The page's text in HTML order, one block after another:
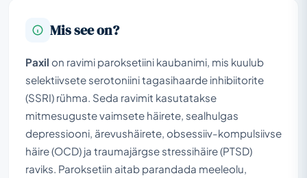
Mis see on?
Paxil on ravimi paroksetiini kaubanimi, mis kuulub
selektiivsete serotoniini tagasihaarde inhibiitorite
(SSRI) rühma. Seda ravimit kasutatakse
mitmesuguste vaimsete häirete, sealhulgas
depressiooni, ärevushäirete, obsessiiv-kompulsiivse
häire (OCD) ja traumajärgse stressihäire (PTSD)
raviks. Paroksetiin aitab parandada meeleolu,